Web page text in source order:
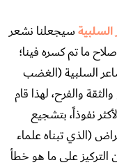
سيجعلنا نشعر
ما تم كسره فينا؛
السلبية (الغضب
والفرح، لهذا قام
نفوذاً، بتشجيع
(الذي تبناه علماء
التركيز على ما هو خطأ